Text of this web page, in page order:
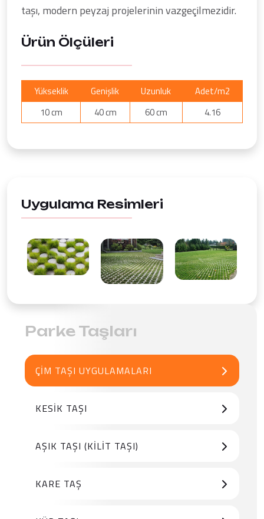
taşı, modern peyzaj projelerinin vazgeçilmezidir.
Ürün Ölçüleri
Yükseklik Genişlik Uzunluk
Adet/m2
10 cm
40 cm 60 cm 4.16
Uygulama Resimleri
Parke Taşları
ÇIM TAŞI UYGULAMALARI
KESIK TAŞI
AŞIK TAŞI (KILIT TAŞI)
KARE TAŞ